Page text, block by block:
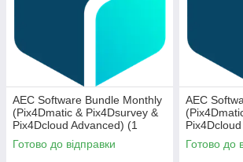
AEC Software Bundle Monthly
(Pix4Dmatic & Pix4Dsurvey &
Pix4Dcloud Advanced) (1
device)
Готово до відправки
AEC
device)
Готово до